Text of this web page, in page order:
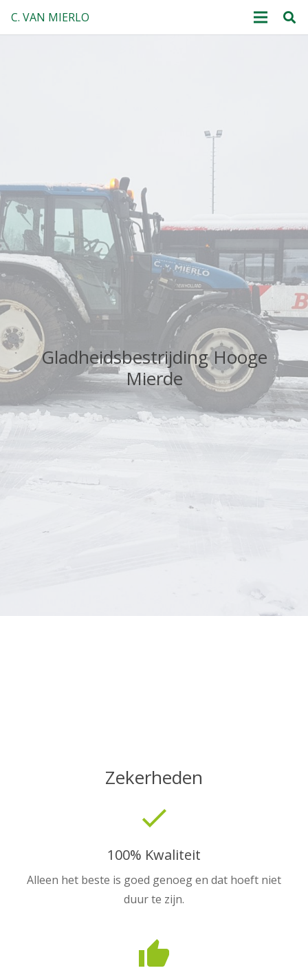
C. VAN MIERLO
Gladheidsbestrijding Hooge
Mierde
Zekerheden
done
100% Kwaliteit
Alleen het beste is goed genoeg en dat hoeft niet
duur te zijn.
thumb_up